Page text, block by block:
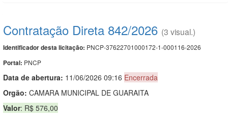
Contratação Direta 842/2026 (3 visual.)
Identificador desta licitação: PNCP-37622701000172-1-000116-2026
Portal: PNCP
Data de abertura: 11/06/2026 09:16 Encerrada
Orgão: CAMARA MUNICIPAL DE GUARAITA
Valor: R$ 576,00